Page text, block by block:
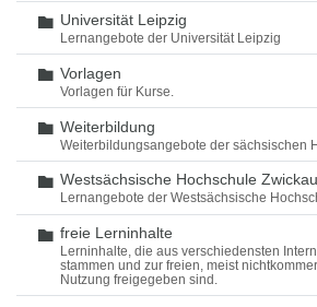
Ordner
Universität Leipzig
Lernangebote der Universität Leipzig
Ordner
Vorlagen
Vorlagen für Kurse.
Ordner
Weiterbildung
Weiterbildungsangebote der sächsischen
Ordner
Westsächsische Hochschule Zwickau
Lernangebote der Westsächsische
Ordner
freie Lerninhalte
Lerninhalte, die aus verschiedensten
stammen und zur freien, meist
Nutzung freigegeben sind.